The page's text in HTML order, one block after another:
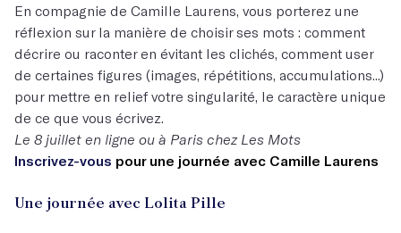
En compagnie de Camille Laurens, vous porterez une
réflexion sur la manière de choisir ses mots : comment
décrire ou raconter en évitant les clichés, comment user
de certaines figures (images, répétitions, accumulations...)
pour mettre en relief votre singularité, le caractère unique
de ce que vous écrivez.
Le 8 juillet en ligne ou à Paris chez Les Mots
Inscrivez-vous pour une journée avec Camille Laurens
Une journée avec Lolita Pille